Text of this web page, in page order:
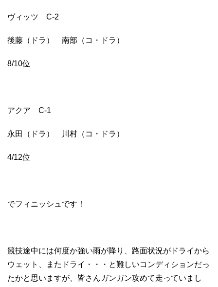
ヴィッツ C-2
後藤（ドラ） 南部（コ・ドラ）
8/10位
アクア C-1
永田（ドラ） 川村（コ・ドラ）
4/12位
でフィニッシュです！
競技途中には何度か強い雨が降り、路面状況がドライから
ウェット、またドライ・・・と難しいコンディションだっ
たかと思いますが、皆さんガンガン攻めて走っていまし